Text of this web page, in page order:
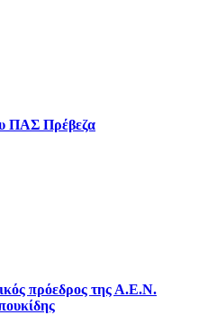
ΠΑΣ Πρέβεζα
πρόεδρος της Α.Ε.Ν.